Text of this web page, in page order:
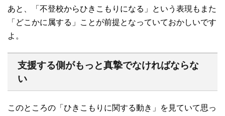
あと、「不登校からひきこもりになる」という表現もまた
「どこかに属する」ことが前提となっていておかしいです
よ。
支援する側がもっと真摯でなければならな
い
このところの「ひきこもりに関する動き」を見ていて思っ